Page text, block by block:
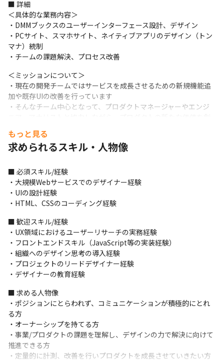
■ 詳細
＜具体的な業務内容＞
・DMMブックスのユーザーインターフェース設計、デザイン
・PCサイト、スマホサイト、ネイティブアプリのデザイン（トン
マナ）統制
・チームの課題解決、プロセス改善
＜ミッションについて＞
・現在の開発チームではサービスを成⻑させるための新規機能追
加や既存UIの改善を⾏っています
・そんなチーム中⼼となって、プロダクトマネージャーやエンジ
・また現状組織改編を⾏っており、『DMMブックス』のUI/UXデ
ザイナーが不⾜しており、今後拡⼤していく組織のリーダーを目
＜『DMMブックス』について＞
・電⼦書籍事業部が運営する『DMMブックス』では、コミックや
雑誌、⼩説、写真集等の電⼦書籍を配信しており、パソコンやス
マホなどのプラットフォームで読書をすることができます
・業界最⼤規模の作品を取り揃えており、さまざまなジャンルの
作品を提供しています
■ この仕事の魅力、面白み
・⾃社サービスを内製しており、⾃分たちで作ったものがユーザ
ーや世の中にどう価値を与えているかを常に意識して業務できる
環境です
・プロダクトマネージャーやエンジニア、アナリスト等との距離
感が近いため、要求のキャッチアップや成果物がKPIに及ぼす影響
をすぐに確認することができます
・変化の激しい⼤規模な成⻑市場の中で、周囲のメンバーと切磋
琢磨し合える環境をご提供できます
もっと見る
求められるスキル・人物像
■ 必須スキル/経験
・⼤規模Webサービスでのデザイナー経験
・UIの設計経験
・HTML、CSSのコーディング経験
■ 歓迎スキル/経験
・UX領域におけるユーザーリサーチの実務経験
・フロントエンドスキル（JavaScript等の実装経験）
・組織へのデザイン思考の導⼊経験
・プロジェクトのリードデザイナー経験
・デザイナーの教育経験
■ 求める人物像
・ポジションにとらわれず、コミュニケーションが積極的にとれ
る方
・オーナーシップを持てる⽅
・事業/プロダクトの課題を理解し、デザインの⼒で解決に向けて
推進できる⽅
・定量的に計測、改善を⾏いプロダクトを成⻑させていきたい⽅